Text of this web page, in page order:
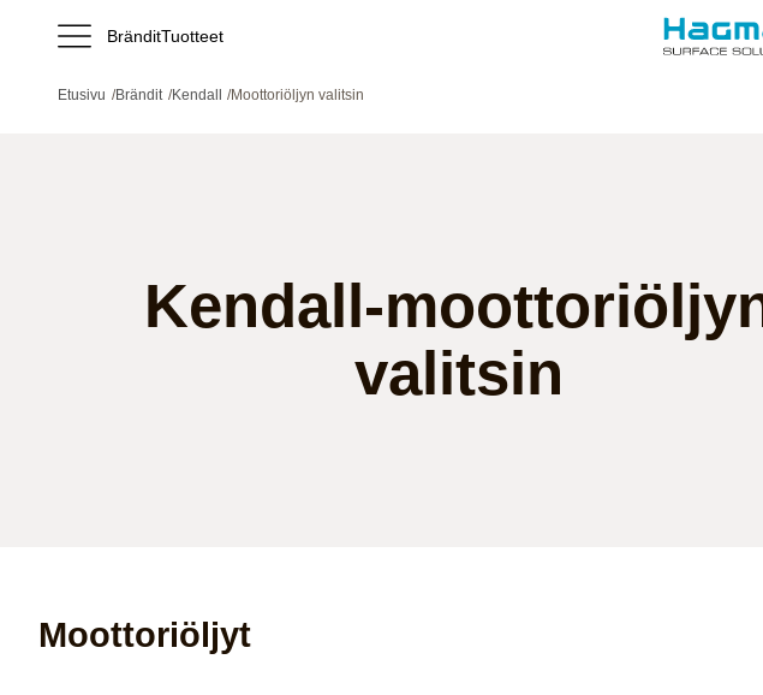
BränditTuotteet
Etusivu /Brändit /Kendall /Moottoriöljyn valitsin
Kendall-
valitsin
Moottoriöljyt